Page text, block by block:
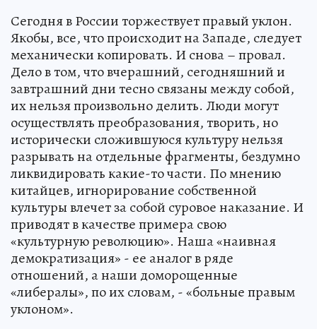
Сегодня в России торжествует правый уклон.
Якобы, все, что происходит на Западе, следует
механически копировать. И снова – провал.
Дело в том, что вчерашний, сегодняшний и
завтрашний дни тесно связаны между собой,
их нельзя произвольно делить. Люди могут
осуществлять преобразования, творить, но
исторически сложившуюся культуру нельзя
разрывать на отдельные фрагменты, бездумно
ликвидировать какие-то части. По мнению
китайцев, игнорирование собственной
культуры влечет за собой суровое наказание. И
приводят в качестве примера свою
«культурную революцию». Наша «наивная
демократизация» - ее аналог в ряде
отношений, а наши доморощенные
«либералы», по их словам, - «больные правым
уклоном».